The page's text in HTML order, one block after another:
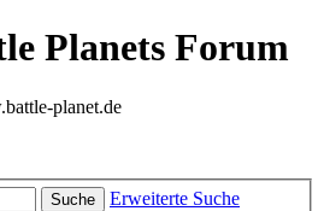
Planets Forum
planet.de
Suche Erweiterte Suche